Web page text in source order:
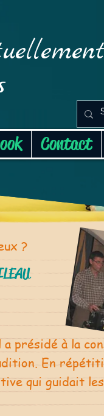
Contact
?
présidé à la
En
qui guidait les